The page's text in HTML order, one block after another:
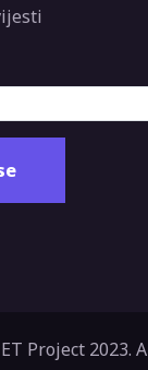
Project 2023.